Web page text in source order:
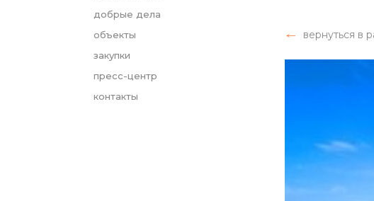
добрые дела
объекты
закупки
пресс-центр
контакты
вернуться в